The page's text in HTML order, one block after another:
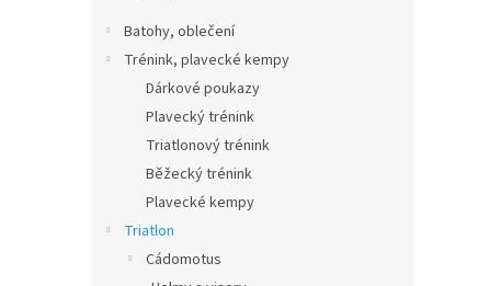
Batohy, oblečení
Trénink, plavecké kempy
Dárkové poukazy
Plavecký trénink
Triatlonový trénink
Běžecký trénink
Plavecké kempy
Triatlon
Cádomotus